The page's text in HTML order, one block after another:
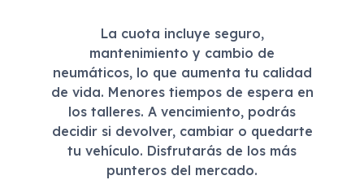
La cuota incluye seguro,
mantenimiento y cambio de
neumáticos, lo que aumenta tu calidad
de vida. Menores tiempos de espera en
los talleres. A vencimiento, podrás
decidir si devolver, cambiar o quedarte
tu vehículo. Disfrutarás de los más
punteros del mercado.